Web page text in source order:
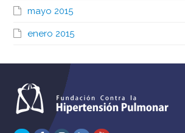
mayo 2015
enero 2015